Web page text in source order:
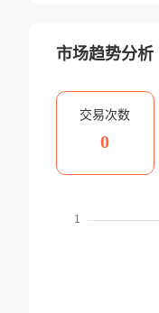
市场趋势分析
交易次数
0